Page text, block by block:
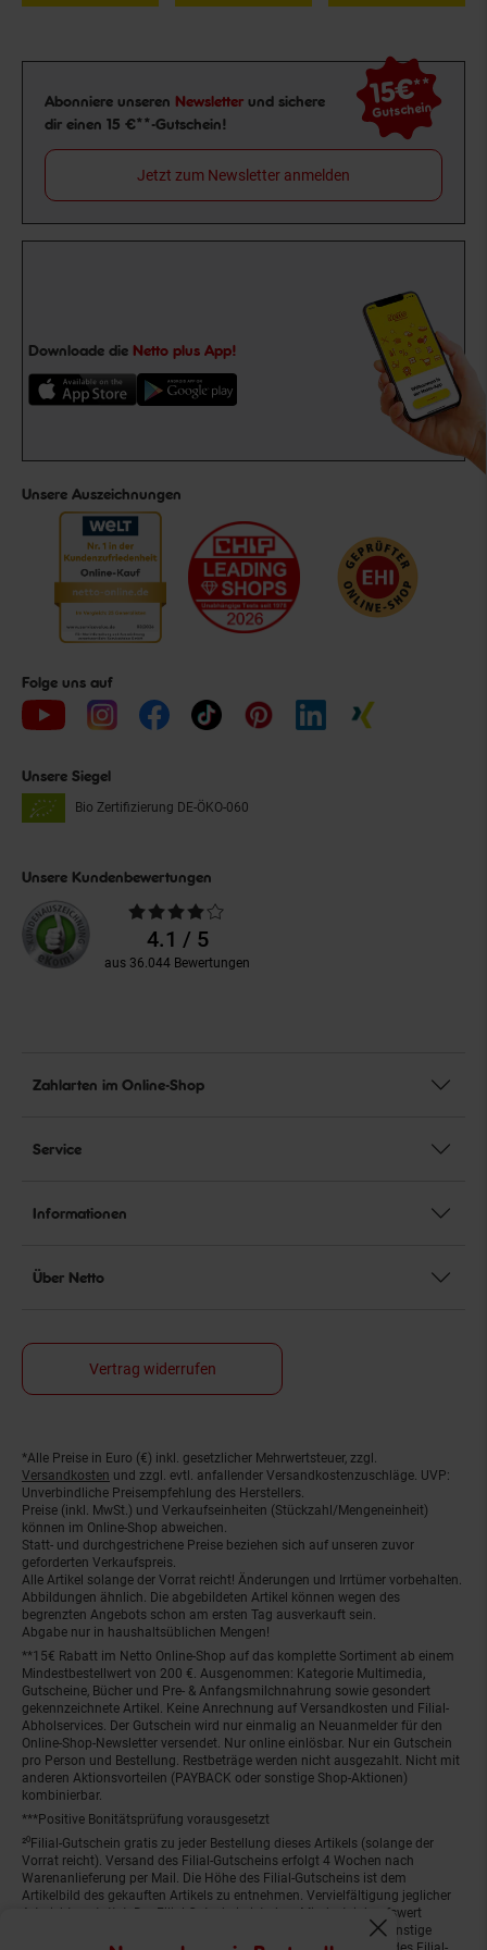
Fenster
Newsletter Anmeldung
Abonniere unseren Newsletter und sichere
dir einen 15 €**-Gutschein!
15€**
Gutschein
Jetzt zum Newsletter anmelden
Downloade die Netto plus App!
Unsere Auszeichnungen
Folge uns auf
Unsere Siegel
Bio Zertifizierung DE-ÖKO-060
Unsere Kundenbewertungen
Durchschnittliche
Bewertungen4.1 / 5
aus 36.044 Bewertungen
Zahlarten im Online-Shop
Service
Informationen
Über Netto
Vertrag widerrufen
Fußnoten
*Alle Preise in Euro (€) inkl. gesetzlicher Mehrwertsteuer, zzgl.
Versandkosten und zzgl. evtl. anfallender Versandkostenzuschläge. UVP:
Unverbindliche Preisempfehlung des Herstellers.
Preise (inkl. MwSt.) und Verkaufseinheiten (Stückzahl/Mengeneinheit)
können im Online-Shop abweichen.
Statt- und durchgestrichene Preise beziehen sich auf unseren zuvor
geforderten Verkaufspreis.
Alle Artikel solange der Vorrat reicht! Änderungen und Irrtümer vorbehalten.
Abbildungen ähnlich. Die abgebildeten Artikel können wegen des
begrenzten Angebots schon am ersten Tag ausverkauft sein.
Abgabe nur in haushaltsüblichen Mengen!
**15€ Rabatt im Netto Online-Shop auf das komplette Sortiment ab einem
Mindestbestellwert von 200 €. Ausgenommen: Kategorie Multimedia,
Gutscheine, Bücher und Pre- & Anfangsmilchnahrung sowie gesondert
gekennzeichnete Artikel. Keine Anrechnung auf Versandkosten und Filial-
Abholservices. Der Gutschein wird nur einmalig an Neuanmelder für den
Online-Shop-Newsletter versendet. Nur online einlösbar. Nur ein Gutschein
pro Person und Bestellung. Restbeträge werden nicht ausgezahlt. Nicht mit
anderen Aktionsvorteilen (PAYBACK oder sonstige Shop-Aktionen)
kombinierbar.
***Positive Bonitätsprüfung vorausgesetzt
²⁰Filial-Gutschein gratis zu jeder Bestellung dieses Artikels (solange der
Vorrat reicht). Versand des Filial-Gutscheins erfolgt 4 Wochen nach
Warenanlieferung per Mail. Die Höhe des Filial-Gutscheins ist dem
Artikelbild des gekauften Artikels zu entnehmen. Vervielfältigung jeglicher
Art nicht gestattet. Der Filial-Gutschein ist ohne Mindesteinkaufswert
einlösbar. Nicht mit anderen Aktionsvorteilen (PAYBACK oder sonstige